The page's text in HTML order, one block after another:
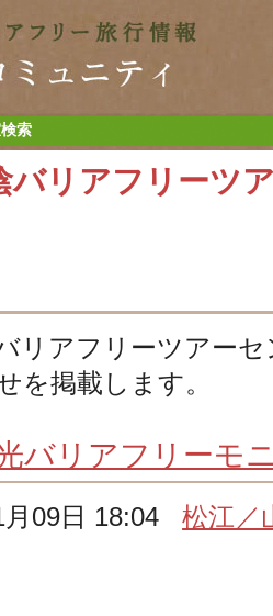
索
バリアフリーツ
リアフリーツアー
を掲載します。
バリアフリーモ
月09日 18:04松江／